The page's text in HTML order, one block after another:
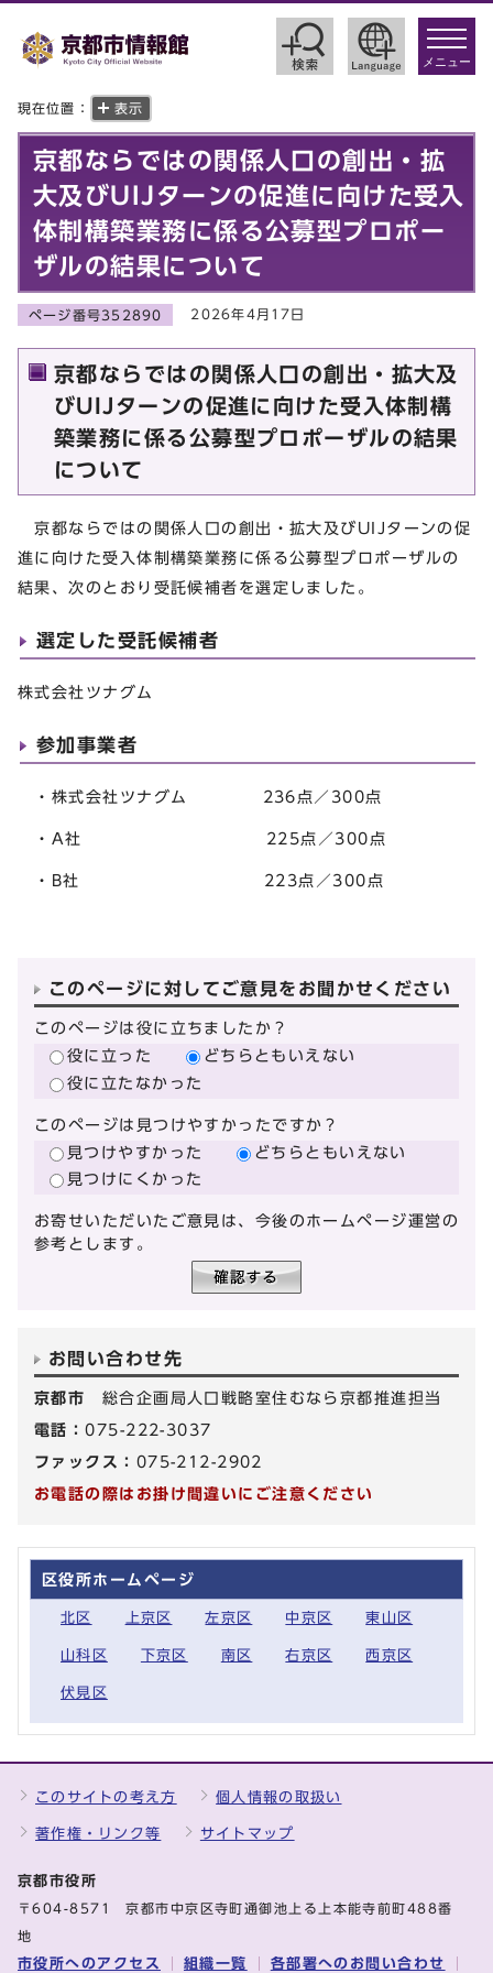
toggle
メニュー
現在位置： 表示
京都ならではの関係人口の創出・拡
大及びUIJターンの促進に向けた受入
体制構築業務に係る公募型プロポー
ザルの結果について
ページ番号352890 2026年4月17日
京都ならではの関係人口の創出・拡大及
びUIJターンの促進に向けた受入体制構
築業務に係る公募型プロポーザルの結果
について
京都ならではの関係人口の創出・拡大及びUIJターンの促
進に向けた受入体制構築業務に係る公募型プロポーザルの
結果、次のとおり受託候補者を選定しました。
選定した受託候補者
株式会社ツナグム
参加事業者
・株式会社ツナグム 236点／300点
・A社 225点／300点
・B社 223点／300点
このページに対してご意見をお聞かせください
このページは役に立ちましたか？
役に立った
どちらともいえない
役に立たなかった
このページは見つけやすかったですか？
見つけやすかった
どちらともいえない
見つけにくかった
お寄せいただいたご意見は、今後のホームページ運営の
参考とします。
お問い合わせ先
京都市 総合企画局人口戦略室住むなら京都推進担当
電話：075-222-3037
ファックス： 075-212-2902
お電話の際はお掛け間違いにご注意ください
区役所ホームページ
北区 上京区 左京区 中京区 東山区
山科区 下京区 南区 右京区 西京区
伏見区
このサイトの考え方 個人情報の取扱い
著作権・リンク等 サイトマップ
京都市役所
〒604-8571 京都市中京区寺町通御池上る上本能寺前町488番
地
市役所へのアクセス 組織一覧 各部署へのお問い合わせ